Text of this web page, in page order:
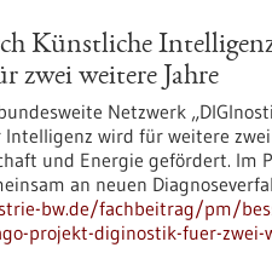
Künstliche
zwei weitere Jahre
Netzwerk
wird für weitere
und Energie gefördert. Im
an neuen
bw.de/fachbeitrag/pm/
projekt-diginostik-fuer-zwei-